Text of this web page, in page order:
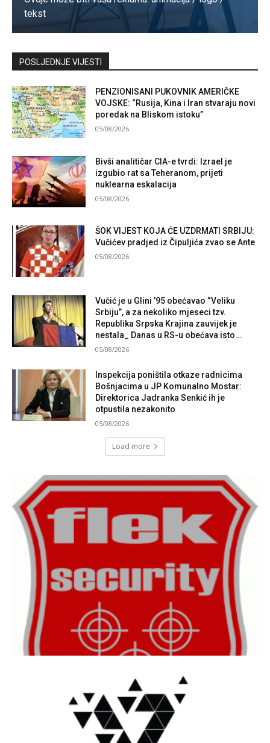
tekst
Kontaktirajte nas
POSLJEDNJE VIJESTI
PENZIONISANI PUKOVNIK AMERIČKE
VOJSKE: “Rusija, Kina i Iran stvaraju novi
poredak na Bliskom istoku”
05/08/2026
Bivši analitičar CIA-e tvrdi: Izrael je
izgubio rat sa Teheranom, prijeti
nuklearna eskalacija
05/08/2026
ŠOK VIJEST KOJA ĆE UZDRMATI SRBIJU:
Vučićev pradjed iz Čipuljića zvao se Ante
05/08/2026
Vučić je u Glini ’95 obećavao “Veliku
Srbiju”, a za nekoliko mjeseci tzv.
Republika Srpska Krajina zauvijek je
nestala_ Danas u RS-u obećava isto...
05/08/2026
Inspekcija poništila otkaze radnicima
Bošnjacima u JP Komunalno Mostar:
Direktorica Jadranka Senkić ih je
otpustila nezakonito
05/08/2026
Load more